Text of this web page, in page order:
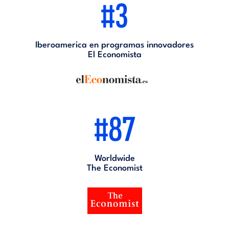
#3
Iberoamerica en programas innovadores
El Economista
#87
Worldwide
The Economist